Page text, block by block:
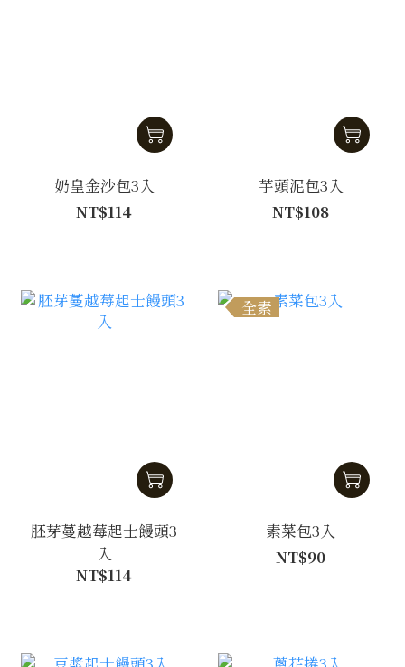
奶皇金沙包3入
NT$114
芋頭泥包3入
NT$108
胚芽蔓越莓起士饅頭3
入
NT$114
全素
素菜包3入
NT$90